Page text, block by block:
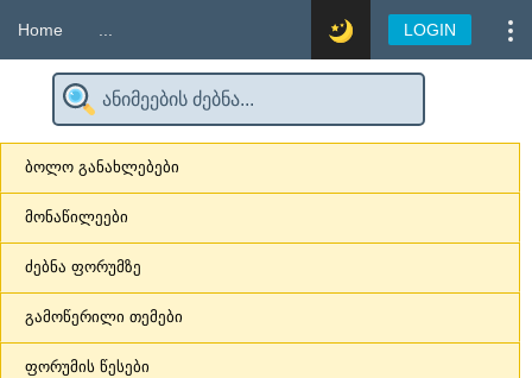
Home LOGIN
ბოლო განახლებები
მონაწილეები
ძებნა ფორუმზე
გამოწერილი თემები
ფორუმის წესები